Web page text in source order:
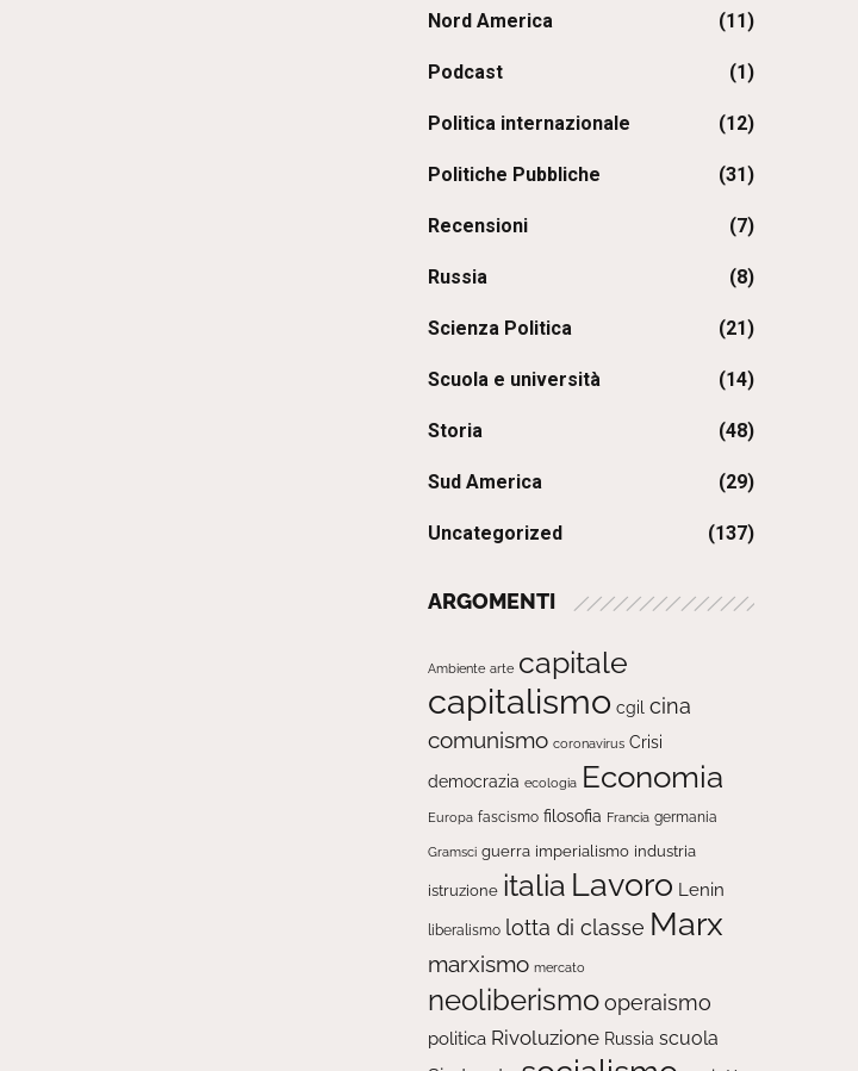
Nord America (11)
Podcast (1)
Politica internazionale (12)
Politiche Pubbliche (31)
Recensioni (7)
Russia (8)
Scienza Politica (21)
Scuola e università (14)
Storia (48)
Sud America (29)
Uncategorized (137)
ARGOMENTI
Ambiente arte capitale
capitalismo cgil cina
comunismo coronavirus Crisi
democrazia ecologia Economia
Europa fascismo filosofia Francia germania
Gramsci guerra imperialismo industria
istruzione italia Lavoro Lenin
liberalismo lotta di classe Marx
marxismo mercato
neoliberismooperaismo
politica Rivoluzione Russia scuola